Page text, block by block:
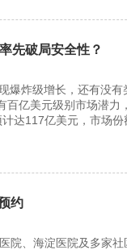
先破局安全性？
爆炸级增长，还有没有
百亿美元级别市场潜力
达117亿美元，市场份
约
院、海淀医院及多家